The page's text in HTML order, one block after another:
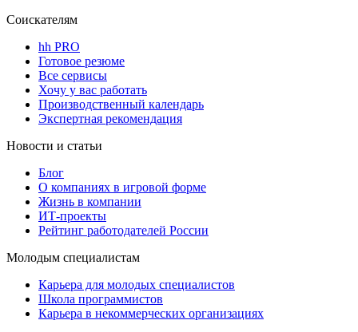
Соискателям
hh PRO
Готовое резюме
Все сервисы
Хочу у вас работать
Производственный календарь
Экспертная рекомендация
Новости и статьи
Блог
О компаниях в игровой форме
Жизнь в компании
ИТ-проекты
Рейтинг работодателей России
Молодым специалистам
Карьера для молодых специалистов
Школа программистов
Карьера в некоммерческих организациях